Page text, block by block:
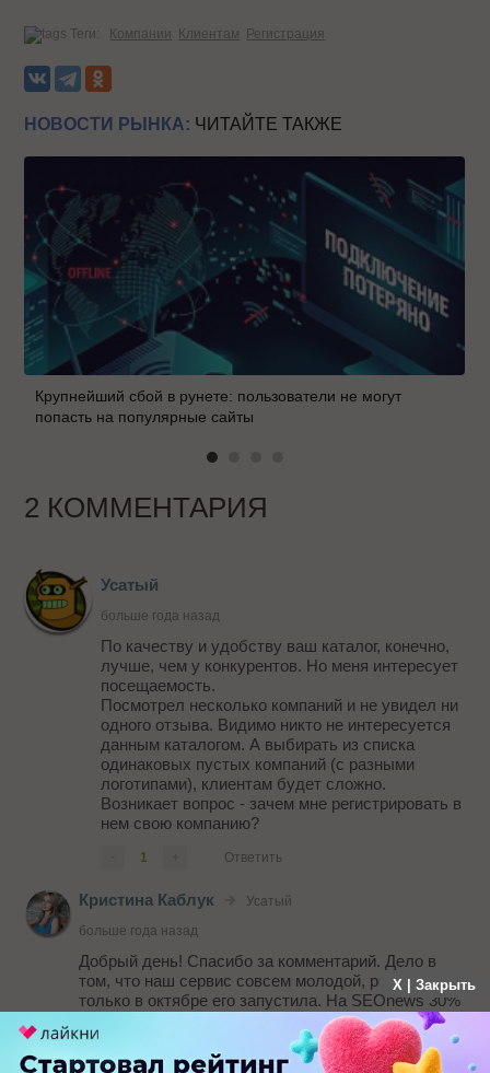
Теги: Компании Клиентам Регистрация
НОВОСТИ РЫНКА: ЧИТАЙТЕ ТАКЖЕ
Крупнейший сбой в рунете: пользователи не могут
попасть на популярные сайты
2 КОММЕНТАРИЯ
Усатый
больше года назад
По качеству и удобству ваш каталог, конечно,
лучше, чем у конкурентов. Но меня интересует
посещаемость.
Посмотрел несколько компаний и не увидел ни
одного отзыва. Видимо никто не интересуется
данным каталогом. А выбирать из списка
одинаковых пустых компаний (с разными
логотипами), клиентам будет сложно.
Возникает вопрос - зачем мне регистрировать в
нем свою компанию?
1 Ответить
Кристина Каблук
Усатый
больше года назад
Добрый день! Спасибо за комментарий. Дело в
том, что наш сервис совсем молодой, редакция
только в октябре его запустила. На SEOnews 30%
аудитории - это клиенты, которые ищут
подрядчика. Каталог создан для того, чтобы
клиент и компания смогли найти друг друга, можно
X | Закрыть